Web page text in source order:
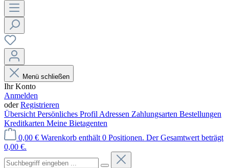
Menü schließen
Ihr Konto
Anmelden
oderRegistrieren
Übersicht Persönliches Profil Adressen Zahlungsarten Bestellungen
Kreditkarten Meine Bietagenten
0,00 € Warenkorb enthält 0 Positionen. Der Gesamtwert beträgt
0,00 €.